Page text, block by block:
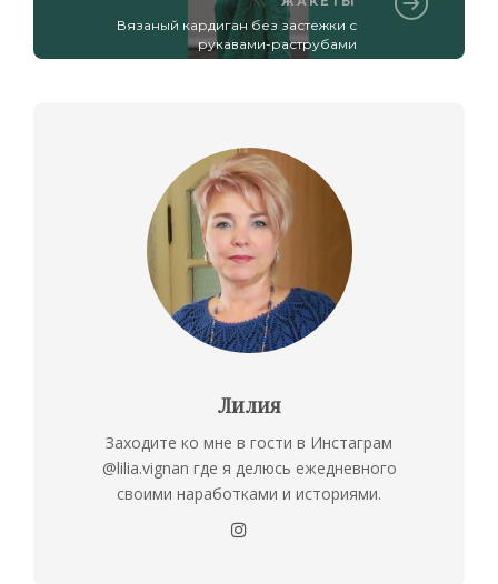
Вязаный кардиган без застежки с
рукавами-раструбами
Лилия
Заходите ко мне в гости в Инстаграм
@lilia.vignan где я делюсь ежедневного
своими наработками и историями.